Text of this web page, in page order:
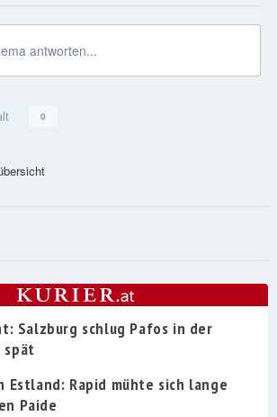
antworten...
0
Salzburg schlug Pafos in der
spät
Estland: Rapid mühte sich lange
Paide